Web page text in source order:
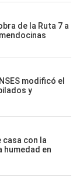
de la Ruta 7 a
modificó el
y
casa con la
humedad en